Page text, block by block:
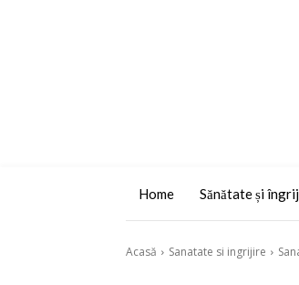
Home Sănătate și
Acasă Sanatate si ingrijire